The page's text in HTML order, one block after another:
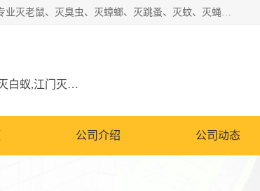
江门市瑞可环境科技有限公司是具有白蚁防治资质的大型专业除四害公司;专业灭老鼠、灭臭虫、灭蟑螂、灭跳蚤、灭蚊、灭蝇、灭白蚁、防蛇等各种害虫的防治。经过多年的努力，公司发展成为集PCO研究、生物制药、害虫防治于一体的专业杀虫灭鼠公司。
江门除四害公司,江门灭鼠电话,江门灭蟑螂,江门灭白蚁,江门灭鼠江门
公司介绍 公司动态